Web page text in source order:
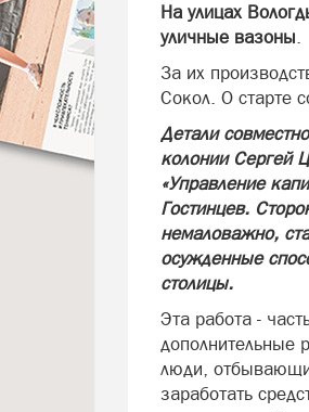
На улицах
уличные вазоны.
За их
Сокол. О старте
Детали
колонии Сергей
«Управление
Гостинцев.
немаловажно,
осужденные
столицы.
Эта работа -
дополнительные
люди,
заработать